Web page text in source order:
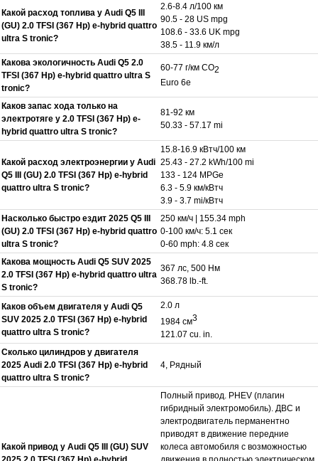
Какой расход топлива у Audi Q5 III
(GU) 2.0 TFSI (367 Hp) e-hybrid quattro
ultra S tronic?
2.6-8.4 л/100 км
90.5 - 28 US mpg
108.6 - 33.6 UK mpg
38.5 - 11.9 км/л
Какова экологичность Audi Q5 2.0
TFSI (367 Hp) e-hybrid quattro ultra S
tronic?
60-77 г/км CO2
Euro 6e
Каков запас хода только на
электротяге у 2.0 TFSI (367 Hp) e-
hybrid quattro ultra S tronic?
81-92 км
50.33 - 57.17 mi
Какой расход электроэнергии у Audi
Q5 III (GU) 2.0 TFSI (367 Hp) e-hybrid
quattro ultra S tronic?
15.8-16.9 кВтч/100 км
25.43 - 27.2 kWh/100 mi
133 - 124 MPGe
6.3 - 5.9 км/кВтч
3.9 - 3.7 mi/кВтч
Насколько быстро ездит 2025 Q5 III
(GU) 2.0 TFSI (367 Hp) e-hybrid quattro
ultra S tronic?
250 км/ч | 155.34 mph
0-100 км/ч: 5.1 сек
0-60 mph: 4.8 сек
Какова мощность Audi Q5 SUV 2025
2.0 TFSI (367 Hp) e-hybrid quattro ultra
S tronic?
367 лс, 500 Нм
368.78 lb.-ft.
Каков объем двигателя у Audi Q5
SUV 2025 2.0 TFSI (367 Hp) e-hybrid
quattro ultra S tronic?
2.0 л
1984 см3
121.07 cu. in.
Сколько цилиндров у двигателя
2025 Audi 2.0 TFSI (367 Hp) e-hybrid
quattro ultra S tronic?
4, Рядный
Какой привод у Audi Q5 III (GU) SUV
Полный привод. РHEV (плагин
гибридный электромобиль). ДВС и
электродвигатель перманентно
приводят в движение передние
колеса автомобиля с возможностью